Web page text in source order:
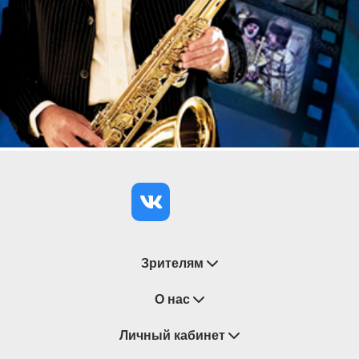
Зрителям
Восстановление билетов
Замена / Отмена / Перенос мероприятий
О нас
О компании
Личный кабинет